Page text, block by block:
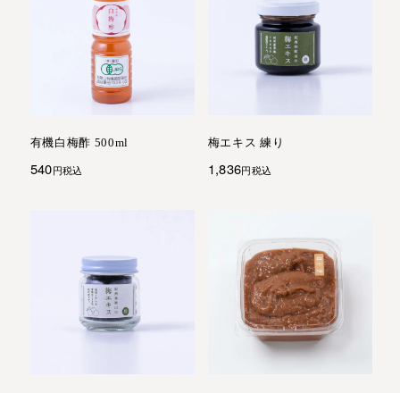
有機白梅酢 500ml
540 税込
梅エキス 練り
1,836 税込